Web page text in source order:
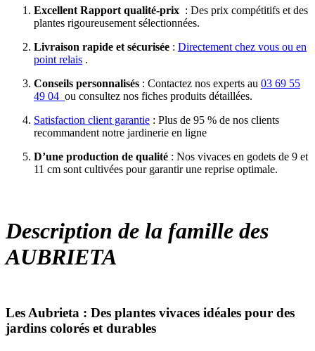
Excellent Rapport qualité-prix : Des prix compétitifs et des
plantes rigoureusement sélectionnées.
Livraison rapide et sécurisée : Directement chez vous ou en
point relais .
Conseils personnalisés : Contactez nos experts au 03 69 55
49 04 ou consultez nos fiches produits détaillées.
Satisfaction client garantie : Plus de 95 % de nos clients
recommandent notre jardinerie en ligne
D’une production de qualité : Nos vivaces en godets de 9 et
11 cm sont cultivées pour garantir une reprise optimale.
Description de la famille des
AUBRIETA
Les Aubrieta : Des plantes vivaces idéales pour des
jardins colorés et durables